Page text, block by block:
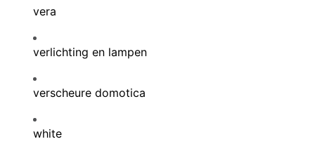
vera
verlichting en lampen
verscheure domotica
white